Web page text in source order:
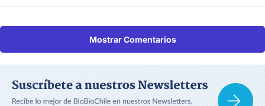
Mostrar Comentarios